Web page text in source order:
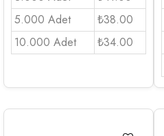
5.000 Adet
₺38.00
10.000 Adet
₺34.00